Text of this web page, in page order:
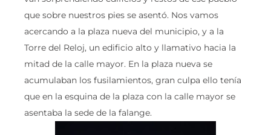
que sobre nuestros pies se asentó. Nos vamos
acercando a la plaza nueva del municipio, y a la
Torre del Reloj, un edificio alto y llamativo hacia la
mitad de la calle mayor. En la plaza nueva se
acumulaban los fusilamientos, gran culpa ello tenía
que en la esquina de la plaza con la calle mayor se
asentaba la sede de la falange.